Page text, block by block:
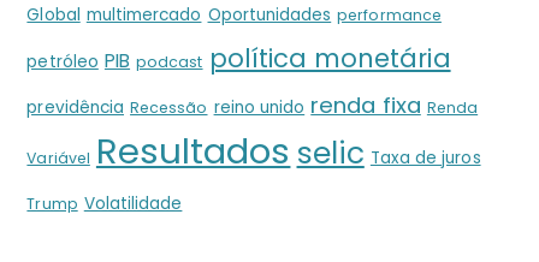
Global multimercado Oportunidades performance
petróleo PIB podcast política monetária
previdência Recessão reino unido renda fixa Renda
Variável Resultados selic Taxa de juros
Trump Volatilidade